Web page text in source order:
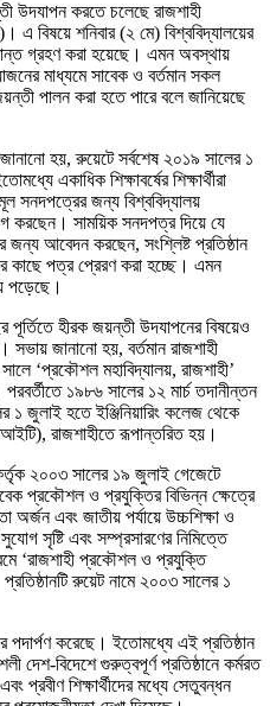
উদযাপন করতে চলেছে রাজশাহী
বিষয়ে শনিবার (২ মে) বিশ্ববিদ্যালয়ের
গ্রহণ করা হয়েছে। এমন অবস্থায়
মাধ্যমে সাবেক ও বর্তমান সকল
পালন করা হতে পারে বলে জানিয়েছে
হয়, রুয়েটে সর্বশেষ ২০১৯ সালের ১
একাধিক শিক্ষাবর্ষের শিক্ষার্থীরা
সনদপত্রের জন্য বিশ্ববিদ্যালয়
করছেন। সাময়িক সনদপত্র দিয়ে যে
জন্য আবেদন করছেন, সংশ্লিষ্ট প্রতিষ্ঠান
কাছে পত্র প্রেরণ করা হচ্ছে। এমন
পড়েছে।
পূর্তিতে হীরক জয়ন্তী উদযাপনের বিষয়েও
জানানো হয়, বর্তমান রাজশাহী
‘প্রকৌশল মহাবিদ্যালয়, রাজশাহী’
১৯৮৬ সালের ১২ মার্চ তদানীন্তন
১ জুলাই হতে ইঞ্জিনিয়ারিং কলেজ থেকে
রাজশাহীতে রূপান্তরিত হয়।
কর্তৃক ২০০৩ সালের ১৯ জুলাই গেজেটে
প্রকৌশল ও প্রযুক্তির বিভিন্ন ক্ষেত্রে
অর্জন এবং জাতীয় পর্যায়ে উচ্চশিক্ষা ও
সৃষ্টি এবং সম্প্রসারণের নিমিত্তে
‘রাজশাহী প্রকৌশল ও প্রযুক্তি
রুয়েট নামে ২০০৩ সালের ১
পদার্পণ করেছে। ইতোমধ্যে এই প্রতিষ্ঠান
দেশ-বিদেশে গুরুত্বপূর্ণ প্রতিষ্ঠানে কর্মরত
প্রবীণ শিক্ষার্থীদের মধ্যে সেতুবন্ধন